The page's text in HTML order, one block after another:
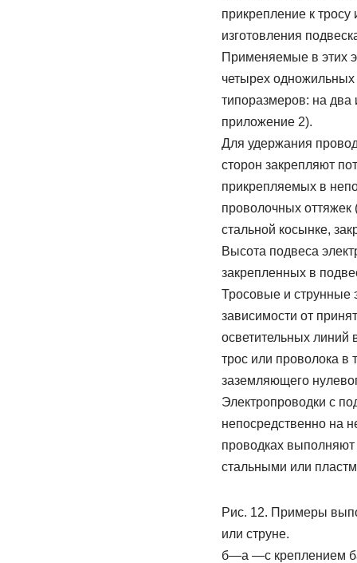
прикрепление к
изготовления
Применяемые в этих
четырех
типоразмеров: на два
приложение 2).
Для удержания
сторон закрепляют
прикрепляемых в
проволочных оттяжек
стальной косынке,
Высота подвеса
закрепленных в
Тросовые и струнные
зависимости от
осветительных
трос или проволока в
заземляющего
Электропроводки с
непосредственно на
проводках
стальными или
Рис. 12. Примеры
или струне.
б—а —с креплением